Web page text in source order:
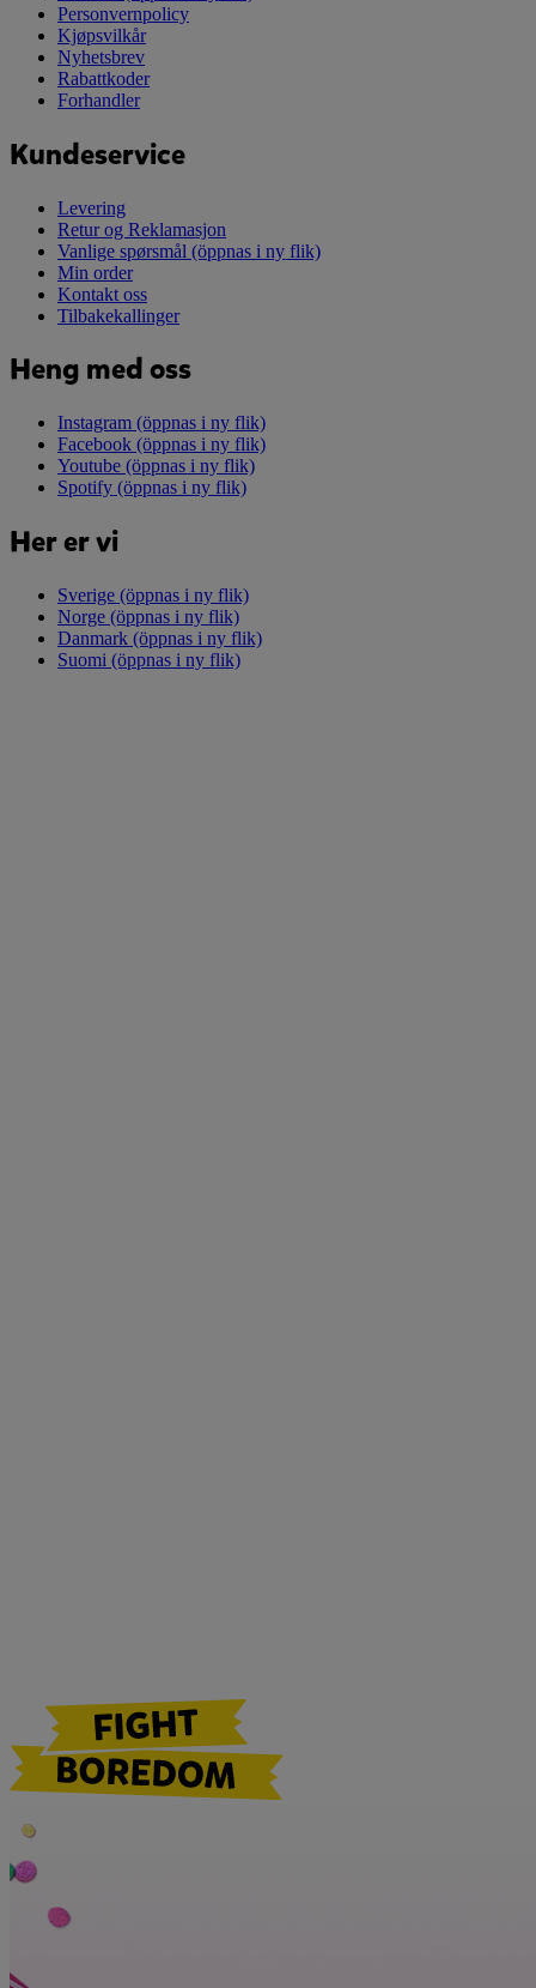
Personvernpolicy
Kjøpsvilkår
Nyhetsbrev
Rabattkoder
Forhandler
Kundeservice
Levering
Retur og Reklamasjon
Vanlige spørsmål (öppnas i ny flik)
Min order
Kontakt oss
Tilbakekallinger
Heng med oss
Instagram (öppnas i ny flik)
Facebook (öppnas i ny flik)
Youtube (öppnas i ny flik)
Spotify (öppnas i ny flik)
Her er vi
Sverige (öppnas i ny flik)
Norge (öppnas i ny flik)
Danmark (öppnas i ny flik)
Suomi (öppnas i ny flik)